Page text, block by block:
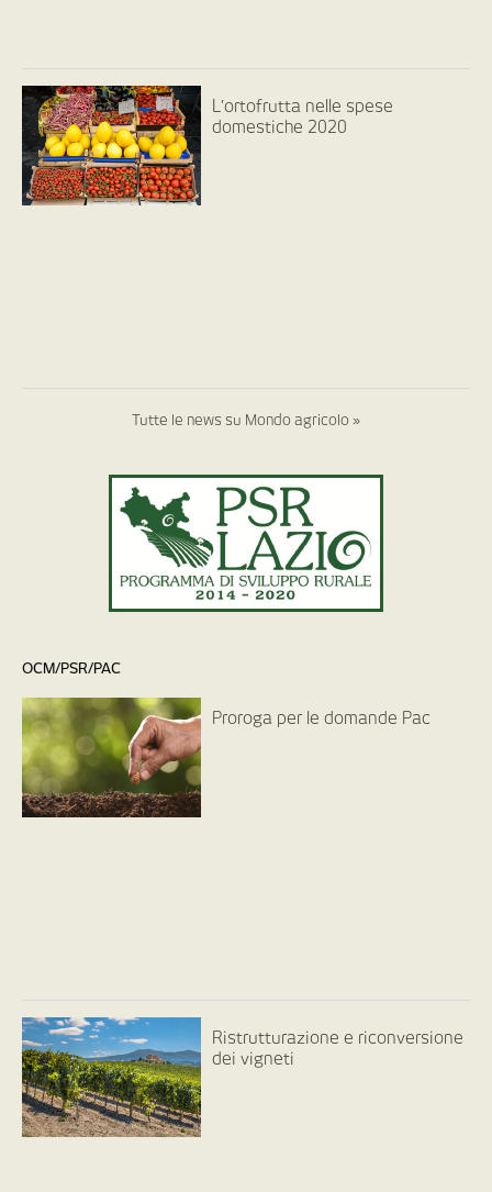
L’ortofrutta nelle spese
domestiche 2020
Tutte le news su Mondo agricolo »
OCM/PSR/PAC
Proroga per le domande Pac
Ristrutturazione e riconversione
dei vigneti